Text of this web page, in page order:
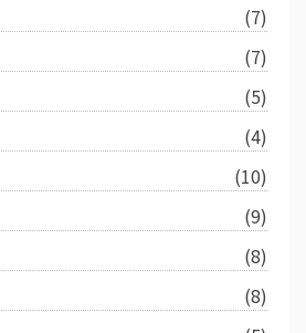
(7)
(7)
(5)
(4)
(10)
(9)
(8)
(8)